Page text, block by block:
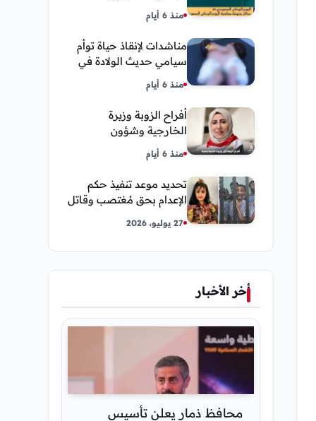
إحتفالات وشعار اليوم
الوطني 2026 عزنا بطبعنا
منذ 6 أيام
مناشدات لإنقاذ حياة توأم
سيامي حديث الولادة في
مستشفى السبعين بصنعاء
منذ 6 أيام
أفراح الزوبة وزيرة
الخارجية وشؤون
المغتربين بالجمهورية
اليمنية
منذ 6 أيام
تحديد موعد تنفيذ حكم
الإعدام بحق مُغتصب وقاتل
27 يوليو، 2026
أخر الأخبار
محافظ ذمار يعلن تأسيس